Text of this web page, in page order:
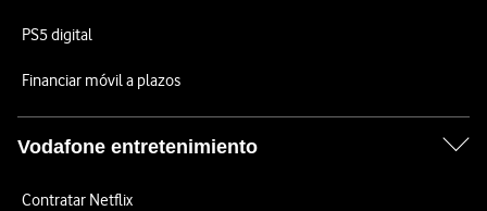
PS5 digital
Financiar móvil a plazos
Vodafone entretenimiento
Contratar Netflix